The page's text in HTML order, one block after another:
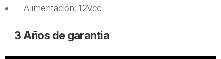
Alimentación: 12Vcc
3 Años de garantia